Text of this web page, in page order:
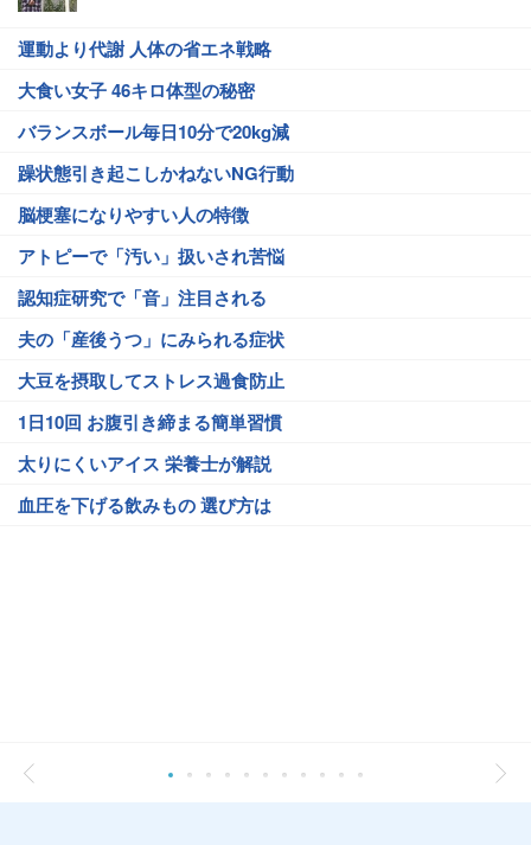
運動より代謝 人体の省エネ戦略
大食い女子 46キロ体型の秘密
バランスボール毎日10分で20kg減
躁状態引き起こしかねないNG行動
脳梗塞になりやすい人の特徴
アトピーで「汚い」扱いされ苦悩
認知症研究で「音」注目される
夫の「産後うつ」にみられる症状
大豆を摂取してストレス過食防止
1日10回 お腹引き締まる簡単習慣
太りにくいアイス 栄養士が解説
血圧を下げる飲みもの 選び方は